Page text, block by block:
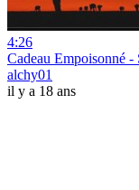
4:26
Cadeau
alchy01
il y a 18 ans